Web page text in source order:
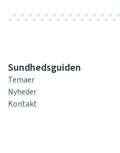
Sundhedsguiden
Temaer
Nyheder
Kontakt